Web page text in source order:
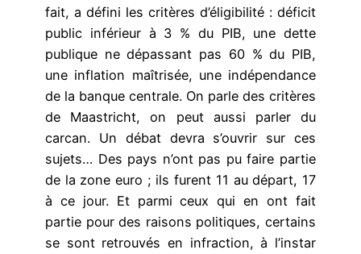
fait, a défini les critères d’éligibilité : déficit
public inférieur à 3 % du PIB, une dette
publique ne dépassant pas 60 % du PIB,
une inflation maîtrisée, une indépendance
de la banque centrale. On parle des critères
de Maastricht, on peut aussi parler du
carcan. Un débat devra s’ouvrir sur ces
sujets… Des pays n’ont pas pu faire partie
de la zone euro ; ils furent 11 au départ, 17
à ce jour. Et parmi ceux qui en ont fait
partie pour des raisons politiques, certains
se sont retrouvés en infraction, à l’instar